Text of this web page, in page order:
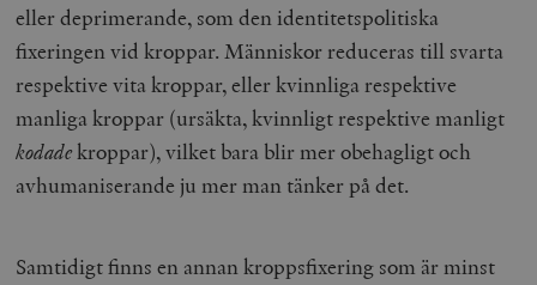
eller deprimerande, som den identitetspolitiska
fixeringen vid kroppar. Människor reduceras till svarta
respektive vita kroppar, eller kvinnliga respektive
manliga kroppar (ursäkta, kvinnligt respektive manligt
kodadekroppar), vilket bara blir mer obehagligt och
avhumaniserande ju mer man tänker på det.
Samtidigt finns en annan kroppsfixering som är minst